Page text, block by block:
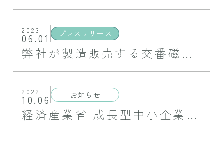
2023
06.01 プレスリリース
弊社が製造販売する交番磁界治療器「エイト」が日本における保険適用を取得いたしました
2022
10.06 お知らせ
経済産業省 成長型中小企業等研究開発支援事業に採択されました